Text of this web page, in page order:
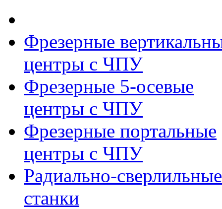
Фрезерные
центры с ЧПУ
Фрезерные 5-осевые
центры с ЧПУ
Фрезерные портальные
центры с ЧПУ
Радиально-сверлильные
станки